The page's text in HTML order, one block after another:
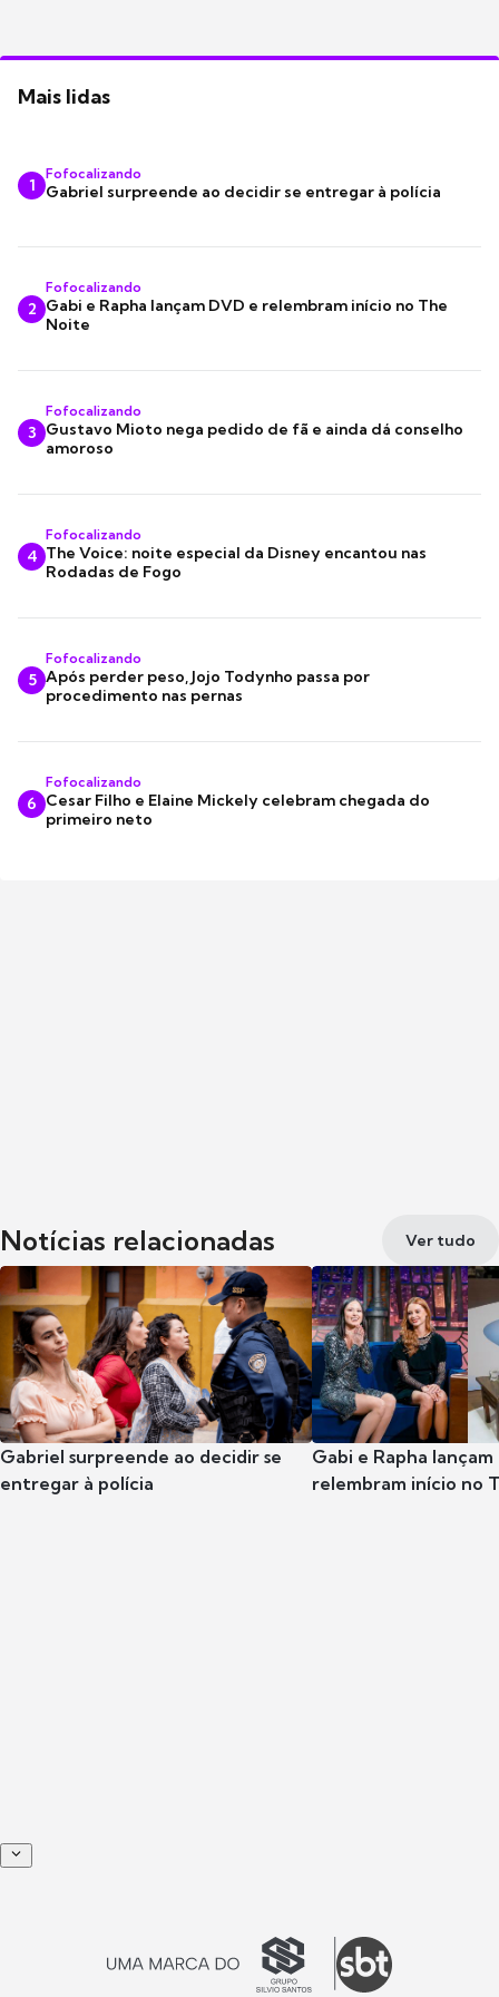
Mais lidas
1
Fofocalizando
Gabriel surpreende ao decidir se entregar à polícia
2
Fofocalizando
Gabi e Rapha lançam DVD e relembram início no The
Noite
3
Fofocalizando
Gustavo Mioto nega pedido de fã e ainda dá conselho
amoroso
4
Fofocalizando
The Voice: noite especial da Disney encantou nas
Rodadas de Fogo
5
Fofocalizando
Após perder peso, Jojo Todynho passa por
procedimento nas pernas
6
Fofocalizando
Cesar Filho e Elaine Mickely celebram chegada do
primeiro neto
Notícias relacionadas Ver tudo
Gabriel surpreende ao decidir se
entregar à polícia
Gabi e Rapha
relembram início no